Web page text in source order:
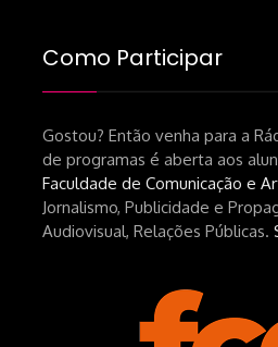
Como Participar
Gostou? Então venha para a
de programas é aberta aos
Faculdade de Comunicação e
Jornalismo, Publicidade e
Audiovisual, Relações Públicas.